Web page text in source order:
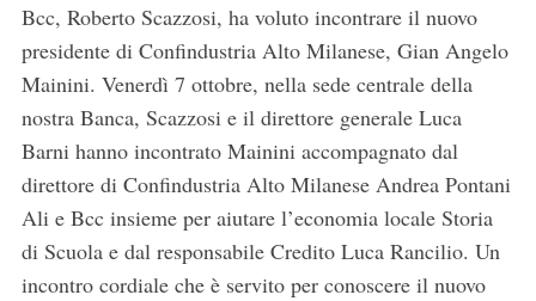
Bcc, Roberto Scazzosi, ha voluto incontrare il nuovo
presidente di Confindustria Alto Milanese, Gian Angelo
Mainini. Venerdì 7 ottobre, nella sede centrale della
nostra Banca, Scazzosi e il direttore generale Luca
Barni hanno incontrato Mainini accompagnato dal
direttore di Confindustria Alto Milanese Andrea Pontani
Ali e Bcc insieme per aiutare l’economia locale Storia
di Scuola e dal responsabile Credito Luca Rancilio. Un
incontro cordiale che è servito per conoscere il nuovo